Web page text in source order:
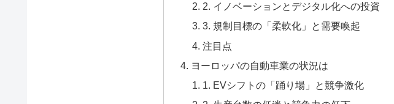
2. イノベーションとデジタル化への投資
3. 規制目標の「柔軟化」と需要喚起
注目点
ヨーロッパの自動車業の状況は
1. EVシフトの「踊り場」と競争激化